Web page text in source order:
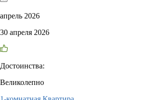
апрель 2026
30 апреля 2026
Достоинства:
Великолепно